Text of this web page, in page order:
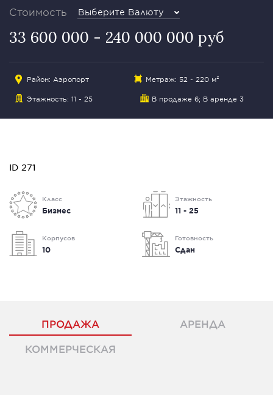
Стоимость Выберите Валюту
33 600 000 - 240 000 000 руб
Район: Аэропорт Метраж: 52 - 220 м²
Этажность: 11 - 25 В продаже 6; В аренде 3
ID 271
Класс
Бизнес
Этажность
11 - 25
Корпусов
10
Готовность
Сдан
ПРОДАЖА АРЕНДА
КОММЕРЧЕСКАЯ